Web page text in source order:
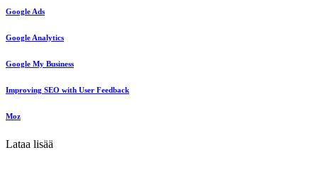
Google Ads
Google Analytics
Google My Business
Improving SEO with User Feedback
Moz
Lataa lisää